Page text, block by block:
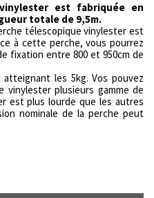
est fabriquée en
totale de 9,5m.
télescopique vinylester est
à cette perche, vous pourrez
fixation entre 800 et 950cm de
les 5kg. Vos pouvez
plusieurs gamme de
est plus lourde que les autres
nominale de la perche peut